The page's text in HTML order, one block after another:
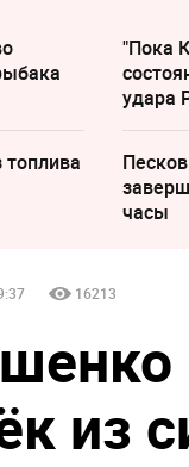
"Пока
удара
топлива
часы
16213
из